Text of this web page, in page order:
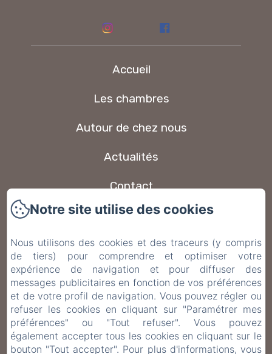
Accueil
Les chambres
Autour de chez nous
Actualités
Contact
Foire aux questions
Politique de confidentialité
Informations légales
Informations sur les cookies
EN FR ES IT DE
Notre site utilise des cookies
Nous utilisons des cookies et des traceurs (y compris
de tiers) pour comprendre et optimiser votre
expérience de navigation et pour diffuser des
messages publicitaires en fonction de vos préférences
et de votre profil de navigation. Vous pouvez régler ou
refuser les cookies en cliquant sur "Paramétrer mes
préférences" ou "Tout refuser". Vous pouvez
également accepter tous les cookies en cliquant sur le
bouton "Tout accepter". Pour plus d'informations, vous